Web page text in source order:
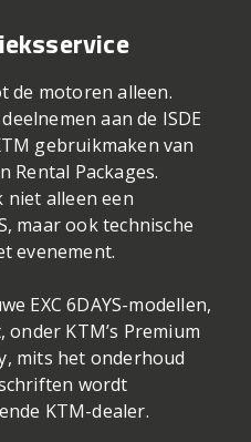
de motoren alleen.
aan de ISDE
gebruikmaken van
Rental Packages.
niet alleen een
maar ook technische
evenement.
EXC 6DAYS-modellen,
KTM’s Premium
mits het onderhoud
wordt
KTM-dealer.